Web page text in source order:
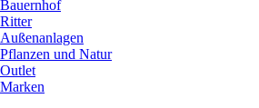
Bauernhof
Ritter
Außenanlagen
Pflanzen und Natur
Outlet
Marken